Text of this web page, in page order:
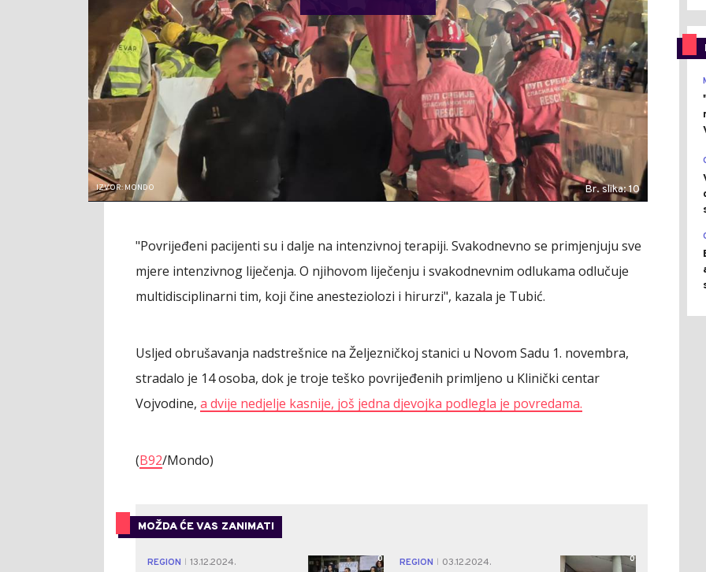
IZVOR: MONDO Br. slika: 10
"Povrijeđeni pacijenti su i dalje na intenzivnoj terapiji. Svakodnevno se primjenjuju sve
mjere intenzivnog liječenja. O njihovom liječenju i svakodnevnim odlukama odlučuje
multidisciplinarni tim, koji čine anesteziolozi i hirurzi", kazala je Tubić.
Usljed obrušavanja nadstrešnice na Željezničkoj stanici u Novom Sadu 1. novembra,
stradalo je 14 osoba, dok je troje teško povrijeđenih primljeno u Klinički centar
Vojvodine, a dvije nedjelje kasnije, još jedna djevojka podlegla je povredama.
(B92/Mondo)
MOŽDA ĆE VAS ZANIMATI
REGION
13.12.2024.
0 REGION
03.12.2024.
0